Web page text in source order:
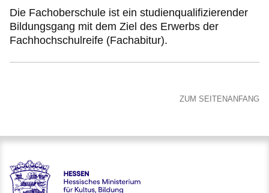
Die Fachoberschule ist ein studienqualifizierender
Bildungsgang mit dem Ziel des Erwerbs der
Fachhochschulreife (Fachabitur).
ZUM SEITENANFANG